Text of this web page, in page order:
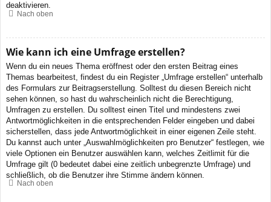
deaktivieren.
Nach oben
Wie kann ich eine Umfrage erstellen?
Wenn du ein neues Thema eröffnest oder den ersten Beitrag eines
Themas bearbeitest, findest du ein Register „Umfrage erstellen“ unterhalb
des Formulars zur Beitragserstellung. Solltest du diesen Bereich nicht
sehen können, so hast du wahrscheinlich nicht die Berechtigung,
Umfragen zu erstellen. Du solltest einen Titel und mindestens zwei
Antwortmöglichkeiten in die entsprechenden Felder eingeben und dabei
sicherstellen, dass jede Antwortmöglichkeit in einer eigenen Zeile steht.
Du kannst auch unter „Auswahlmöglichkeiten pro Benutzer“ festlegen, wie
viele Optionen ein Benutzer auswählen kann, welches Zeitlimit für die
Umfrage gilt (0 bedeutet dabei eine zeitlich unbegrenzte Umfrage) und
schließlich, ob die Benutzer ihre Stimme ändern können.
Nach oben